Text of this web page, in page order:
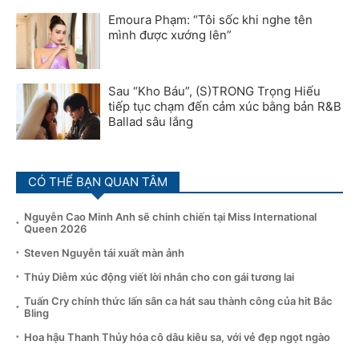
Emoura Phạm: “Tôi sốc khi nghe tên
mình được xướng lên”
Sau “Kho Báu”, (S)TRONG Trọng Hiếu
tiếp tục chạm đến cảm xúc bằng bản R&B
Ballad sâu lắng
CÓ THỂ BẠN QUAN TÂM
Nguyễn Cao Minh Anh sẽ chinh chiến tại Miss International
Queen 2026
Steven Nguyễn tái xuất màn ảnh
Thúy Diễm xúc động viết lời nhắn cho con gái tương lai
Tuấn Cry chính thức lấn sân ca hát sau thành công của hit Bắc
Bling
Hoa hậu Thanh Thủy hóa cô dâu kiêu sa, với vẻ đẹp ngọt ngào